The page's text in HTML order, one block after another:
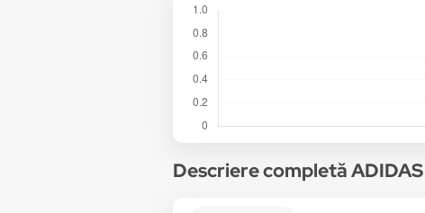
Descriere completă